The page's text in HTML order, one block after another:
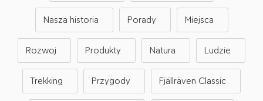
Nasza historia Porady Miejsca
Rozwoj Produkty Natura Ludzie
Trekking Przygody Fjällräven Classic